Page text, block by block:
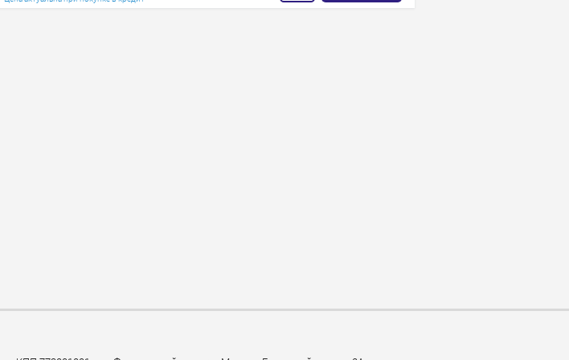
Год старше